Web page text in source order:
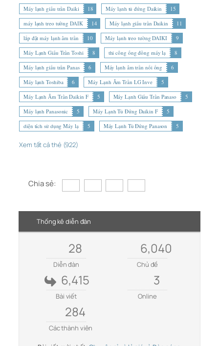
Máy lạnh giấu trần Daiki
18 Máy lạnh tủ đứng Daikin
15
máy lạnh treo tường DAIK
14 Máy lạnh giấu trần Daikin
11
lắp đặt máy lạnh âm trần
10 Máy lạnh treo tường DAIKI
9
Máy Lạnh Giấu Trần Toshi
8 thi công ống đồng máy lạ
8
Máy lạnh giấu trần Panas
6 Máy lạnh âm trần nối ống
6
Máy lạnh Toshiba
6 Máy Lạnh Âm Trần LG Inve
5
Máy Lạnh Âm Trần Daikin F
5 Máy Lạnh Giấu Trần Panaso
5
Máy lạnh Panasonic
5 Máy Lạnh Tủ Đứng Daikin F
5
diện tích sử dụng Máy lạ
5 Máy Lạnh Tủ Đứng Panason 5
Xem tất cả thẻ (922)
Chia sẻ:
Thống kê diễn đàn
28
Diễn đàn
6,040
Chủ đề
6,415
Bài viết
3
Online
284
Các thành viên